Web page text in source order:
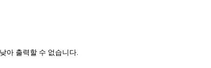
아 출력할 수 없습니다.